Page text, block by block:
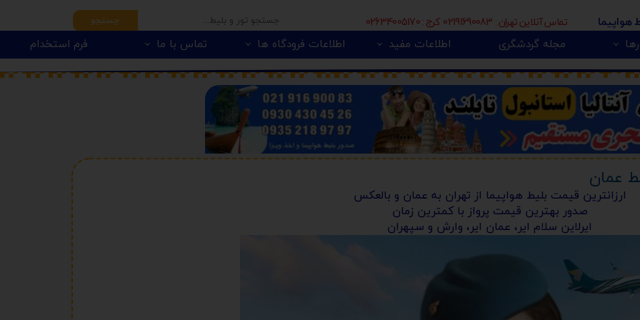
مجله گردشگری اطلاعات مفید اطلاعات فرودگاه ها تماس با ما فرم استخدام
جستجو هواپیما تماس آنلاین تهران : 02191690083 کرج : 02634005170
عمان
ارزانترین قیمت بلیط هواپیما از تهران به عمان و بالعکس
صدور بهترین قیمت پرواز با کمترین زمان
ایرلاین سلام ایر، عمان ایر، وارش و سپهران